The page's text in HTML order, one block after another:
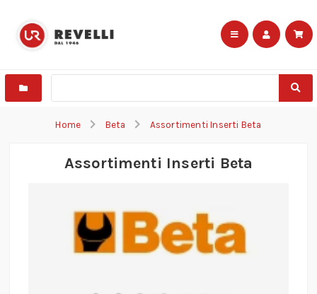
Home Beta Assortimenti Inserti Beta
Assortimenti Inserti Beta